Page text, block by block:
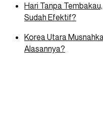
Hari Tanpa
Sudah Efektif?
Korea Utara
Alasannya?